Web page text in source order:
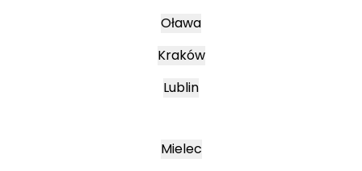
Oława
Kraków
Lublin
Mielec